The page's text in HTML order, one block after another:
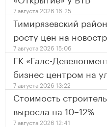
7 августа 2026 16:25
Тимирязевский
росту цен на
7 августа 2026 15:06
ГК «Галс-
бизнес центром на
7 августа 2026 13:22
Стоимость
выросла на 10–12%
7 августа 2026 12:41